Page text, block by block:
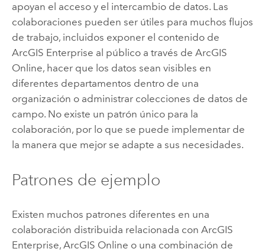
apoyan el acceso y el intercambio de datos. Las
colaboraciones pueden ser útiles para muchos flujos
de trabajo, incluidos exponer el contenido de
ArcGIS Enterprise al público a través de ArcGIS
Online, hacer que los datos sean visibles en
diferentes departamentos dentro de una
organización o administrar colecciones de datos de
campo. No existe un patrón único para la
colaboración, por lo que se puede implementar de
la manera que mejor se adapte a sus necesidades.
Patrones de ejemplo
Existen muchos patrones diferentes en una
colaboración distribuida relacionada con ArcGIS
Enterprise, ArcGIS Online o una combinación de